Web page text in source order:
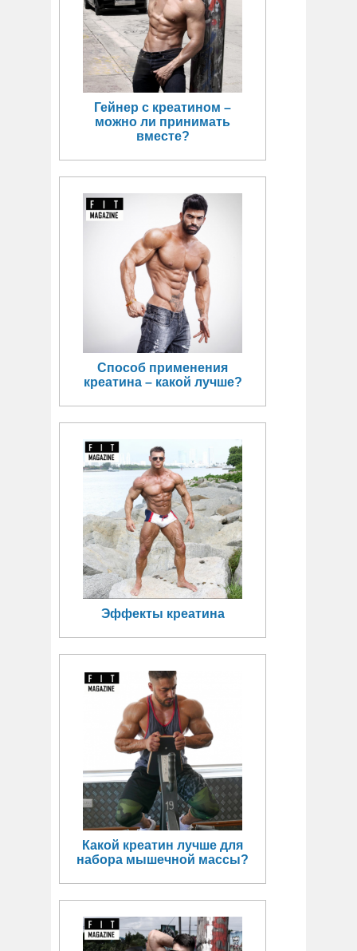
Гейнер с креатином –
можно ли принимать
вместе?
Способ применения
креатина – какой лучше?
Эффекты креатина
Какой креатин лучше для
набора мышечной массы?